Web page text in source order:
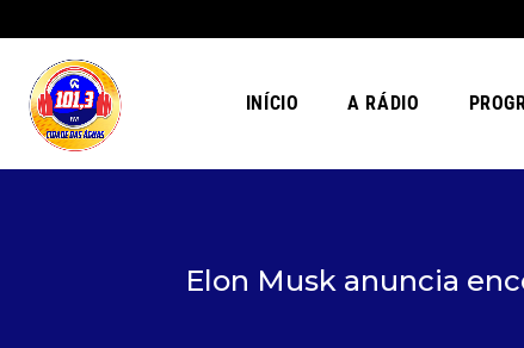
INÍCIO A RÁDIO
Elon Musk anuncia